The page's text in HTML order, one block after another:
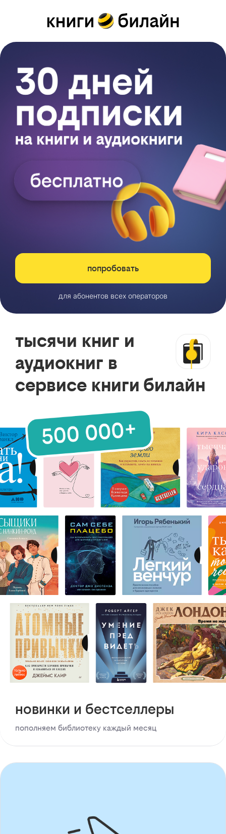
попробовать
для абонентов всех операторов
тысячи книг и
аудиокниг в
сервисе книги билайн
новинки и бестселлеры
пополняем библиотеку каждый месяц